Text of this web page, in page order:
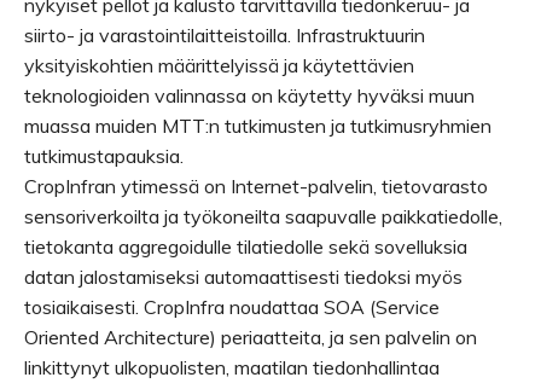
nykyiset pellot ja kalusto tarvittavilla tiedonkeruu- ja
siirto- ja varastointilaitteistoilla. Infrastruktuurin
yksityiskohtien määrittelyissä ja käytettävien
teknologioiden valinnassa on käytetty hyväksi muun
muassa muiden MTT:n tutkimusten ja tutkimusryhmien
tutkimustapauksia.
CropInfran ytimessä on Internet-palvelin, tietovarasto
sensoriverkoilta ja työkoneilta saapuvalle paikkatiedolle,
tietokanta aggregoidulle tilatiedolle sekä sovelluksia
datan jalostamiseksi automaattisesti tiedoksi myös
tosiaikaisesti. CropInfra noudattaa SOA (Service
Oriented Architecture) periaatteita, ja sen palvelin on
linkittynyt ulkopuolisten, maatilan tiedonhallintaa